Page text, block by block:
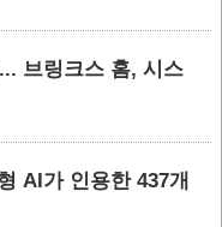
브링크스 홈, 시스
AI가 인용한 437개